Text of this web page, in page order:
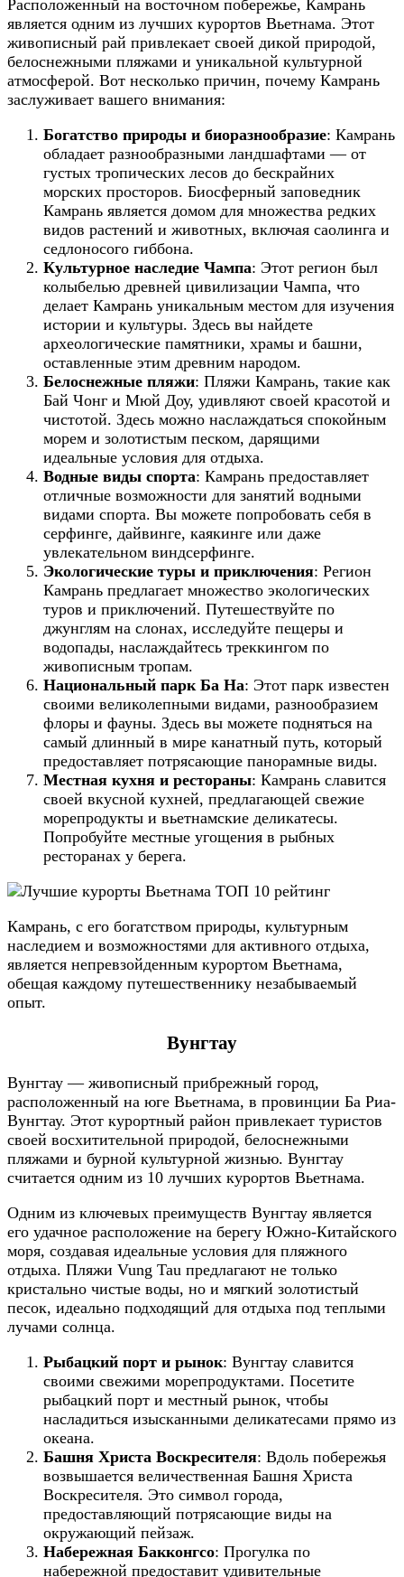
Расположенный на восточном побережье, Камрань
является одним из лучших курортов Вьетнама. Этот
живописный рай привлекает своей дикой природой,
белоснежными пляжами и уникальной культурной
атмосферой. Вот несколько причин, почему Камрань
заслуживает вашего внимания:
Богатство природы и биоразнообразие: Камрань
обладает разнообразными ландшафтами — от
густых тропических лесов до бескрайних
морских просторов. Биосферный заповедник
Камрань является домом для множества редких
видов растений и животных, включая саолинга и
седлоносого гиббона.
Культурное наследие Чампа: Этот регион был
колыбелью древней цивилизации Чампа, что
делает Камрань уникальным местом для изучения
истории и культуры. Здесь вы найдете
археологические памятники, храмы и башни,
оставленные этим древним народом.
Белоснежные пляжи: Пляжи Камрань, такие как
Бай Чонг и Мюй Доу, удивляют своей красотой и
чистотой. Здесь можно наслаждаться спокойным
морем и золотистым песком, дарящими
идеальные условия для отдыха.
Водные виды спорта: Камрань предоставляет
отличные возможности для занятий водными
видами спорта. Вы можете попробовать себя в
серфинге, дайвинге, каякинге или даже
увлекательном виндсерфинге.
Экологические туры и приключения: Регион
Камрань предлагает множество экологических
туров и приключений. Путешествуйте по
джунглям на слонах, исследуйте пещеры и
водопады, наслаждайтесь треккингом по
живописным тропам.
Национальный парк Ба На: Этот парк известен
своими великолепными видами, разнообразием
флоры и фауны. Здесь вы можете подняться на
самый длинный в мире канатный путь, который
предоставляет потрясающие панорамные виды.
Местная кухня и рестораны: Камрань славится
своей вкусной кухней, предлагающей свежие
морепродукты и вьетнамские деликатесы.
Попробуйте местные угощения в рыбных
ресторанах у берега.
Камрань, с его богатством природы, культурным
наследием и возможностями для активного отдыха,
является непревзойденным курортом Вьетнама,
обещая каждому путешественнику незабываемый
опыт.
Вунгтау
Вунгтау — живописный прибрежный город,
расположенный на юге Вьетнама, в провинции Ба Риа-
Вунгтау. Этот курортный район привлекает туристов
своей восхитительной природой, белоснежными
пляжами и бурной культурной жизнью. Вунгтау
считается одним из 10 лучших курортов Вьетнама.
Одним из ключевых преимуществ Вунгтау является
его удачное расположение на берегу Южно-Китайского
моря, создавая идеальные условия для пляжного
отдыха. Пляжи Vung Tau предлагают не только
кристально чистые воды, но и мягкий золотистый
песок, идеально подходящий для отдыха под теплыми
лучами солнца.
Рыбацкий порт и рынок: Вунгтау славится
своими свежими морепродуктами. Посетите
рыбацкий порт и местный рынок, чтобы
насладиться изысканными деликатесами прямо из
океана.
Башня Христа Воскресителя: Вдоль побережья
возвышается величественная Башня Христа
Воскресителя. Это символ города,
предоставляющий потрясающие виды на
окружающий пейзаж.
Набережная Бакконгсо: Прогулка по
набережной предоставит удивительные